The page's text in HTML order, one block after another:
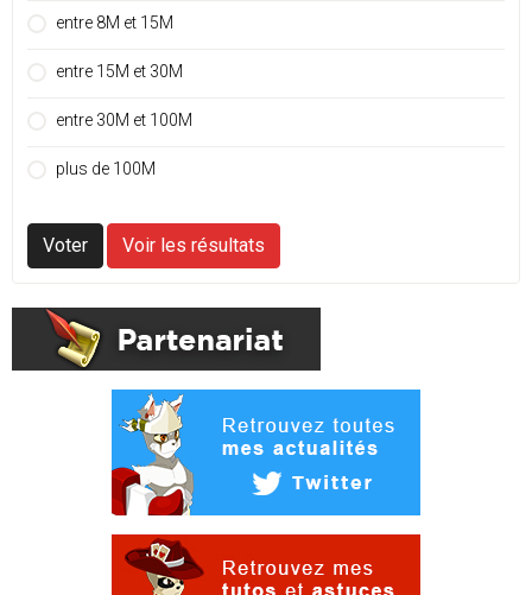
entre 8M et 15M
entre 15M et 30M
entre 30M et 100M
plus de 100M
Voter Voir les résultats